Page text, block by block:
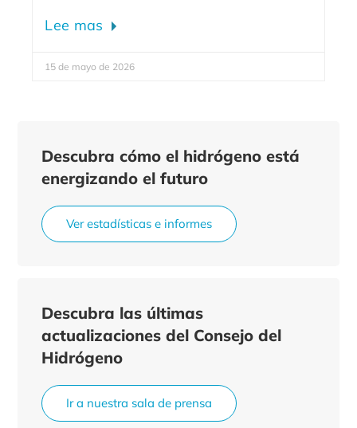
Lee mas
15 de mayo de 2026
Descubra cómo el hidrógeno está
energizando el futuro
Ver estadísticas e informes
Descubra las últimas
actualizaciones del Consejo del
Hidrógeno
Ir a nuestra sala de prensa